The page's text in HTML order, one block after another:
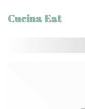
Cucina Eat